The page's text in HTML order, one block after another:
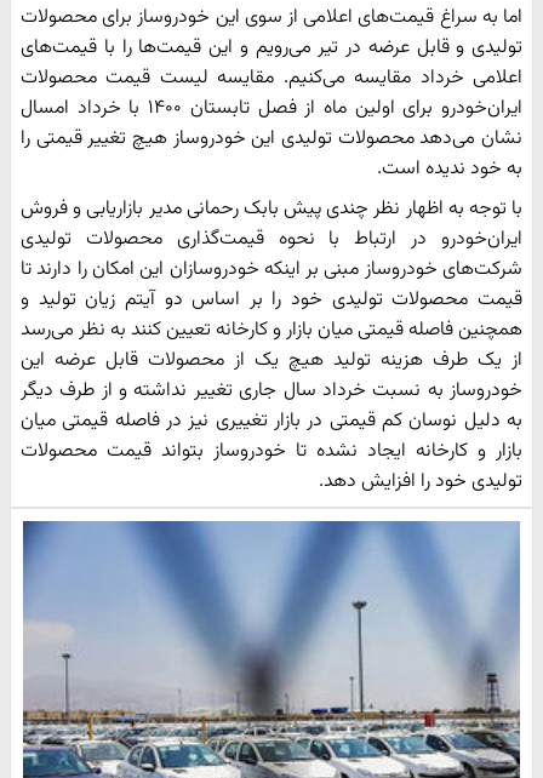
اما به سراغ قیمت‌های اعلامی از سوی این خودروساز برای محصولات
تولیدی و قابل عرضه در تیر می‌رویم و این قیمت‌ها را با قیمت‌های
اعلامی خرداد مقایسه می‌کنیم. مقایسه لیست قیمت محصولات
ایران‌خودرو برای اولین ماه از فصل تابستان ۱۴۰۰ با خرداد امسال
نشان می‌دهد محصولات تولیدی این خودروساز هیچ تغییر قیمتی را
به خود ندیده است.
با توجه به اظهار نظر چندی پیش بابک رحمانی مدیر بازاریابی و فروش
ایران‌خودرو در ارتباط با نحوه قیمت‌گذاری محصولات تولیدی
شرکت‌های خودروساز مبنی بر اینکه خودروسازان این امکان را دارند تا
قیمت محصولات تولیدی خود را بر اساس دو آیتم زیان تولید و
همچنین فاصله قیمتی میان بازار و کارخانه تعیین کنند به نظر می‌رسد
از یک طرف هزینه تولید هیچ یک از محصولات قابل عرضه این
خودروساز به نسبت خرداد سال جاری تغییر نداشته و از طرف دیگر
به دلیل نوسان کم قیمتی در بازار تغییری نیز در فاصله قیمتی میان
بازار و کارخانه ایجاد نشده تا خودروساز بتواند قیمت محصولات
تولیدی خود را افزایش دهد.